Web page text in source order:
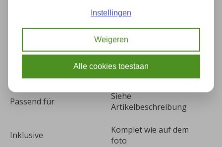
Baujahr: Unbekannt
Kilometer: 0
Passend für
Siehe
Artikelbeschreibung
Inklusive
Komplet wie auf dem
foto
Instellingen
Weigeren
Alle cookies toestaan